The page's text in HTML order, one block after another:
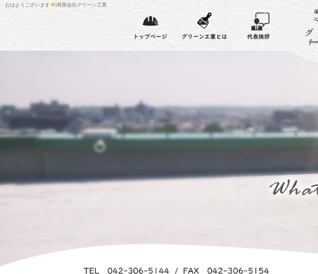
おはようございます |有限会社グリーン工業